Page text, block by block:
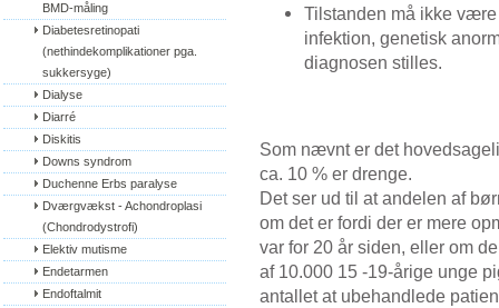
BMD-måling
Diabetesretinopati
(nethindekomplikationer pga.
sukkersyge)
Dialyse
Diarré
Diskitis
Downs syndrom
Duchenne Erbs paralyse
Dværgvækst - Achondroplasi
(Chondrodystrofi)
Elektiv mutisme
Endetarmen
Endoftalmit
Tilstanden må ikke
infektion, genetisk
diagnosen stilles.
Som nævnt er det
ca. 10 % er drenge.
Det ser ud til at andelen af
om det er fordi der er mere
var for 20 år siden, eller om
af 10.000 15 -19-årige unge
antallet at ubehandlede